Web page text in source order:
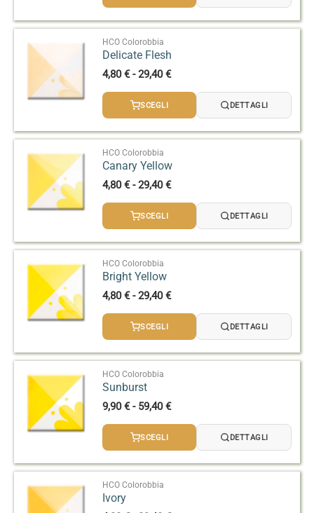
a
HCO Colorobbia
Delicate Flesh
4,80€ - 29,40€Fascia
prezzo:
a
SCEGLI DETTAGLI
HCO Colorobbia
Canary Yellow
4,80€ - 29,40€Fascia
prezzo:
a
SCEGLI DETTAGLI
HCO Colorobbia
Bright Yellow
4,80€ - 29,40€Fascia
prezzo:
a
SCEGLI DETTAGLI
HCO Colorobbia
Sunburst
9,90€ - 59,40€Fascia
prezzo:
a
SCEGLI DETTAGLI
HCO Colorobbia
Ivory